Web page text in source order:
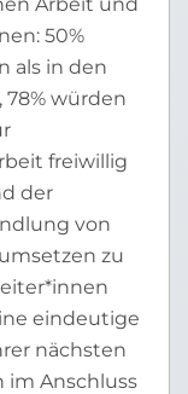
50%
als in den
würden
freiwillig
der
von
zu
eindeutige
nächsten
im Anschluss